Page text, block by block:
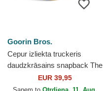
Goorin Bros.
Cepur izliekta truckeris
daudzkrāsains snapback The
Real Talk Sport The Farm no
Goorin Bros.
EUR 39,95